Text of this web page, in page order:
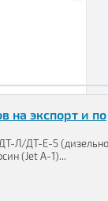
на экспорт и по
Л/ДТ-Е-5
(Jet A-1)...